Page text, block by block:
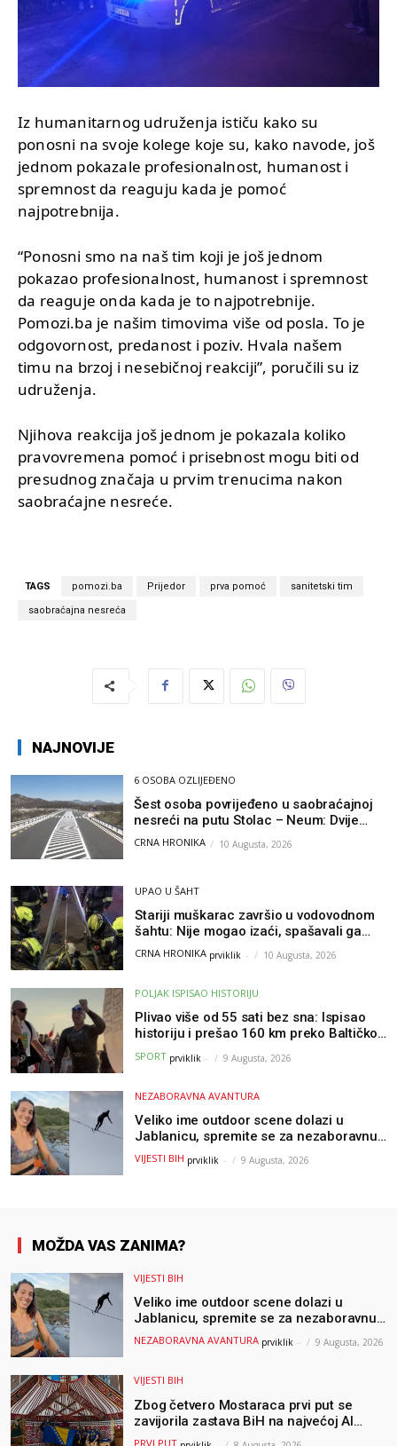
Iz humanitarnog udruženja ističu kako su
ponosni na svoje kolege koje su, kako navode, još
jednom pokazale profesionalnost, humanost i
spremnost da reaguju kada je pomoć
najpotrebnija.
“Ponosni smo na naš tim koji je još jednom
pokazao profesionalnost, humanost i spremnost
da reaguje onda kada je to najpotrebnije.
Pomozi.ba je našim timovima više od posla. To je
odgovornost, predanost i poziv. Hvala našem
timu na brzoj i nesebičnoj reakciji”, poručili su iz
udruženja.
Njihova reakcija još jednom je pokazala koliko
pravovremena pomoć i prisebnost mogu biti od
presudnog značaja u prvim trenucima nakon
saobraćajne nesreće.
TAGS pomozi.ba Prijedor prva pomoć sanitetski tim
saobraćajna nesreća
NAJNOVIJE
6 OSOBA OZLIJEĐENO
Šest osoba povrijeđeno u saobraćajnoj
nesreći na putu Stolac – Neum: Dvije
osobe zadobile teške tjelesne povrede
CRNA HRONIKA 10 Augusta, 2026
UPAO U ŠAHT
Stariji muškarac završio u vodovodnom
šahtu: Nije mogao izaći, spašavali ga
vatrogasci
CRNA HRONIKA prviklik - 10 Augusta, 2026
POLJAK ISPISAO HISTORIJU
Plivao više od 55 sati bez sna: Ispisao
historiju i prešao 160 km preko Baltičkog
mora – a podvig posvetio djeci oboljeloj
od raka
SPORT prviklik - 9 Augusta, 2026
NEZABORAVNA AVANTURA
Veliko ime outdoor scene dolazi u
Jablanicu, spremite se za nezaboravnu
avanturu (VIDEO) !
VIJESTI BIH prviklik - 9 Augusta, 2026
MOŽDA VAS ZANIMA?
VIJESTI BIH
Veliko ime outdoor scene dolazi u
Jablanicu, spremite se za nezaboravnu
avanturu (VIDEO) !
NEZABORAVNA AVANTURA prviklik - 9 Augusta, 2026
VIJESTI BIH
Zbog četvero Mostaraca prvi put se
zavijorila zastava BiH na najvećoj AI
olimpijadi, a sada je njihov mentor
PRVI PUT